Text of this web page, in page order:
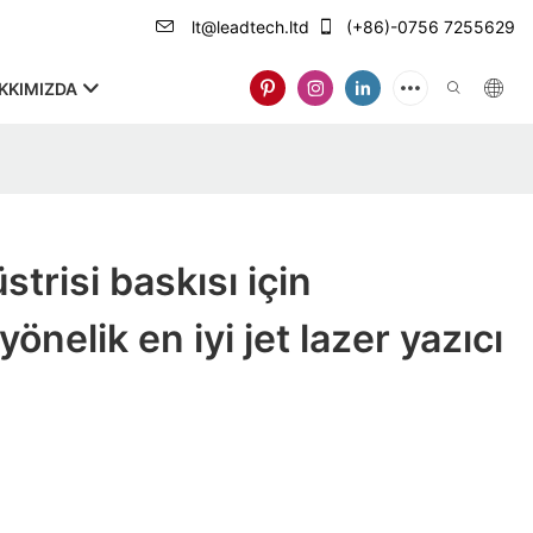
lt@leadtech.ltd (+86)-0756 7255629
baskısı için
en iyi jet lazer yazıcı